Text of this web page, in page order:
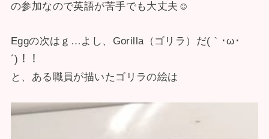
の参加なので英語が苦手でも大丈夫☺
Eggの次はｇ…よし、Gorilla（ゴリラ）だ(｀･ω･
´)！！
と、ある職員が描いたゴリラの絵は